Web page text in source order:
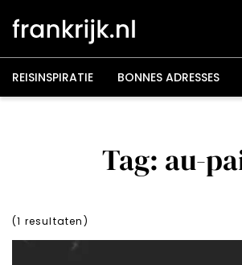
naar
inhoud
REISINSPIRATIE BONNES ADRESSES
Tag: au-
(1 resultaten)